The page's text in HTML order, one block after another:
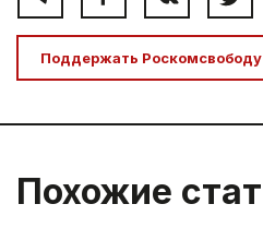
Поддержать
Похожие